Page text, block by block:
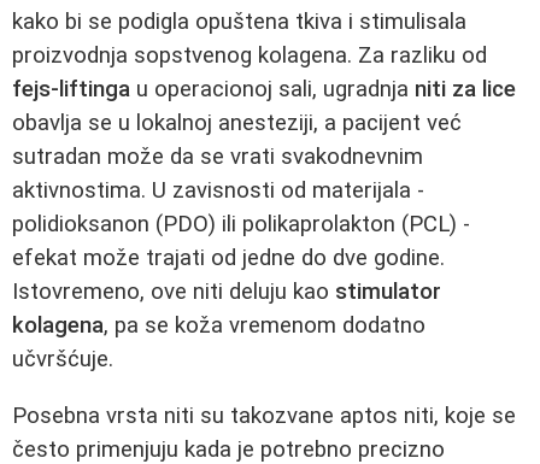
kako bi se podigla opuštena tkiva i stimulisala
proizvodnja sopstvenog kolagena. Za razliku od
fejs-liftinga u operacionoj sali, ugradnja niti za lice
obavlja se u lokalnoj anesteziji, a pacijent već
sutradan može da se vrati svakodnevnim
aktivnostima. U zavisnosti od materijala -
polidioksanon (PDO) ili polikaprolakton (PCL) -
efekat može trajati od jedne do dve godine.
Istovremeno, ove niti deluju kao stimulator
kolagena, pa se koža vremenom dodatno
učvršćuje.
Posebna vrsta niti su takozvane aptos niti, koje se
često primenjuju kada je potrebno precizno